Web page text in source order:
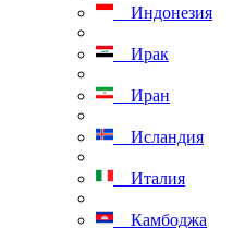
Индонезия
Ирак
Иран
Исландия
Италия
Камбоджа